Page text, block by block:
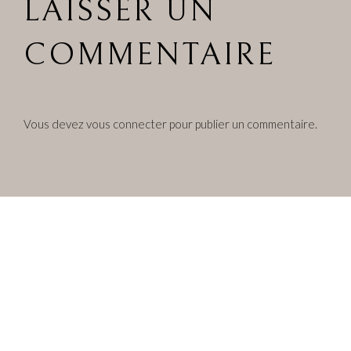
LAISSER UN
COMMENTAIRE
Vous devez vous connecter pour publier un commentaire.